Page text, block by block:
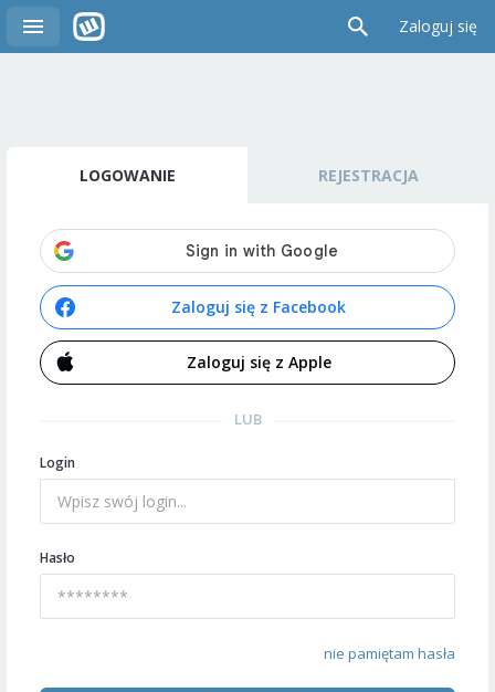
Zaloguj się
LOGOWANIE REJESTRACJA
Zaloguj się z Facebook
Zaloguj się z Apple
LUB
Login
Hasło
nie pamiętam hasła